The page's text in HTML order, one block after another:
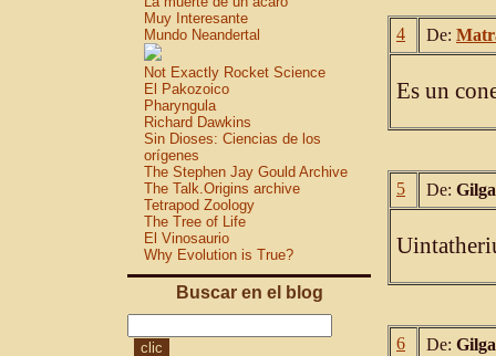
Muy Interesante
Mundo Neandertal
Not Exactly Rocket Science
El Pakozoico
Pharyngula
Richard Dawkins
Sin Dioses: Ciencias de los
orígenes
The Stephen Jay Gould Archive
The Talk.Origins archive
Tetrapod Zoology
The Tree of Life
El Vinosaurio
Why Evolution is True?
Buscar en el blog
4 De:
Es un
5 De:
6 De: